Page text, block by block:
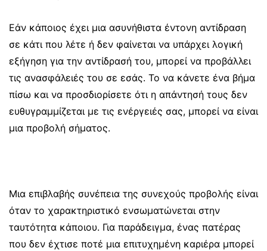
Εάν κάποιος έχει μια ασυνήθιστα έντονη αντίδραση
σε κάτι που λέτε ή δεν φαίνεται να υπάρχει λογική
εξήγηση για την αντίδρασή του, μπορεί να προβάλλει
τις ανασφάλειές του σε εσάς. Το να κάνετε ένα βήμα
πίσω και να προσδιορίσετε ότι η απάντησή τους δεν
ευθυγραμμίζεται με τις ενέργειές σας, μπορεί να είναι
μια προβολή σήματος.
Μια επιβλαβής συνέπεια της συνεχούς προβολής είναι
όταν το χαρακτηριστικό ενσωματώνεται στην
ταυτότητα κάποιου. Για παράδειγμα, ένας πατέρας
που δεν έχτισε ποτέ μια επιτυχημένη καριέρα μπορεί